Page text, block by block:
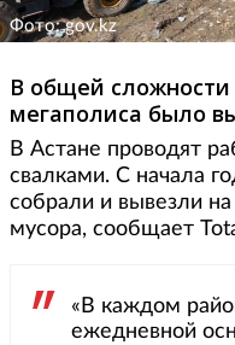
Фото: gov.kz
В общей
мегаполиса было
В Астане проводят
свалками. С начала
собрали и вывезли
мусора, сообщает
«В каждом
ежедневной